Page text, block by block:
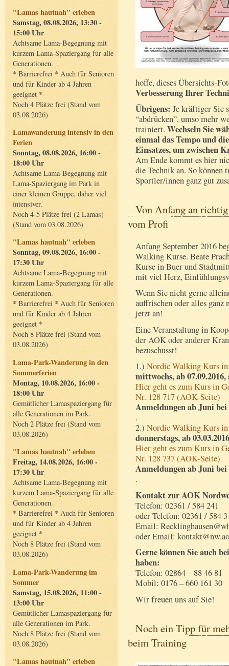
"Lamas hautnah" erleben
Samstag, 08.08.2026, 13:30 -
15:00 Uhr
Achtsame Lama-Begegnung mit
kurzem Lama-Spaziergang für alle
Generationen.
* Barrierefrei * Auch für Senioren
und für Kinder ab 4 Jahren
geeignet *
Noch 4 Plätze frei (Stand vom
03.08.2026)
Lamawanderung intensiv in den
Ferien
Sonntag, 08.08.2026, 16:00 -
18:00 Uhr
Achtsame Lama-Begegnung mit
Lama-Spaziergang im Park in
einer kleinen Gruppe, daher viel
intensiver.
Noch 4-5 Plätze frei (2 Lamas)
(Stand vom 03.08.2026)
"Lamas hautnah" erleben
Sonntag, 09.08.2026, 16:00 -
17:30 Uhr
Achtsame Lama-Begegnung mit
kurzem Lama-Spaziergang für alle
Generationen.
* Barrierefrei * Auch für Senioren
und für Kinder ab 4 Jahren
geeignet *
Noch 8 Plätze frei (Stand vom
03.08.2026)
Lama-Park-Wanderung in den
Sommerferien
Montag, 10.08.2026, 16:00 -
18:00 Uhr
Gemütlicher Lamaspaziergang für
alle Generationen im Park.
Noch 2 Plätze frei (Stand vom
03.08.2026)
"Lamas hautnah" erleben
Freitag, 14.08.2026, 16:00 -
17:30 Uhr
Achtsame Lama-Begegnung mit
kurzem Lama-Spaziergang für alle
Generationen.
* Barrierefrei * Auch für Senioren
und für Kinder ab 4 Jahren
geeignet *
Noch 8 Plätze frei (Stand vom
03.08.2026)
Lama-Park-Wanderung im
Sommer
Samstag, 15.08.2026, 11:00 -
13:00 Uhr
Gemütlicher Lamaspaziergang für
alle Generationen im Park.
Noch 8 Plätze frei (Stand vom
03.08.2026)
"Lamas hautnah" erleben
hoffe, dieses Übersichts-
Verbesserung Ihrer
Übrigens: Je kräftiger Sie
“abdrücken”, umso mehr
trainiert. Wechseln Sie
einmal das Tempo und
Einsatzes, um zwischen
Am Ende kommt es hier
die Technik an. So
Sportler/innen ganz gut
Von Anfang an
vom Profi
Anfang September 2016
Walking Kurse. Beate
Kurse in Buer und
mit viel Herz,
Wenn Sie nicht gerne
auffrischen oder alles ganz
jetzt an!
Eine Veranstaltung in
der AOK oder anderer
bezuschusst!
1.) Nordic Walking Kurs
mittwochs, ab
Hier geht es zum Kurs in
Nr. 128 717 (AOK-Seite)
Anmeldungen ab Juni
.
2.) Nordic Walking Kurs
donnerstags, ab
Hier geht es zum Kurs in
Nr. 128 737 (AOK-Seite)
Anmeldungen ab Juni
.
Kontakt zur AOK
Telefon: 02361 / 584 241
oder Telefon: 02361 / 584
Email:
oder Email:
Gerne können Sie auch
haben:
Telefon: 02864 – 88 46 81
Mobil: 0176 – 660 161 30
Wir freuen uns auf Sie!
Noch ein Tipp für
beim Training